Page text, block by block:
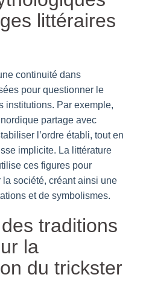
littéraires
continuité dans
pour questionner le
institutions. Par exemple,
partage avec
l’ordre établi, tout en
implicite. La littérature
ces figures pour
société, créant ainsi une
et de symbolismes.
traditions
la
du trickster